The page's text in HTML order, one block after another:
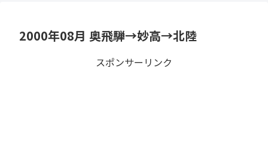
2000年08月 奥飛騨→妙高→北陸
スポンサーリンク